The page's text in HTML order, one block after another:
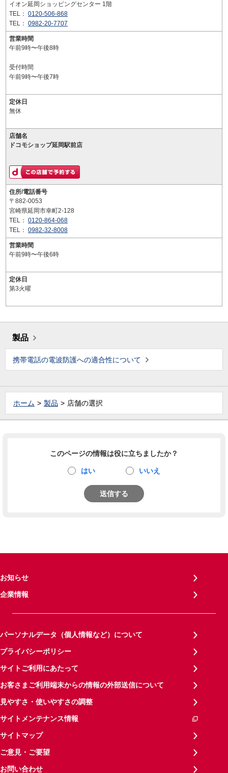
イオン延岡ショッピングセンター 1階
TEL： 0120-506-868
TEL： 0982-20-7707
営業時間
午前9時〜午後8時
受付時間
午前9時〜午後7時
定休日
無休
店舗名
ドコモショップ延岡駅前店
住所/電話番号
〒882-0053
宮崎県延岡市幸町2-128
TEL： 0120-864-068
TEL： 0982-32-8008
営業時間
午前9時〜午後6時
定休日
第3火曜
製品
携帯電話の電波防護への適合性について
ホーム 製品 店舗の選択
このページの情報は役に立ちましたか？
はい いいえ
送信する
お知らせ
企業情報
パーソナルデータ（個人情報など）について
プライバシーポリシー
サイトご利用にあたって
お客さまご利用端末からの情報の外部送信について
見やすさ・使いやすさの調整
サイトメンテナンス情報
サイトマップ
ご意見・ご要望
お問い合わせ